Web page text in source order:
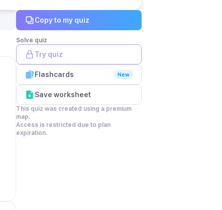
Copy to my quiz
Solve quiz
Try quiz
Flashcards New
Save worksheet
This quiz was created using a premium
map.
Access is restricted due to plan
expiration.